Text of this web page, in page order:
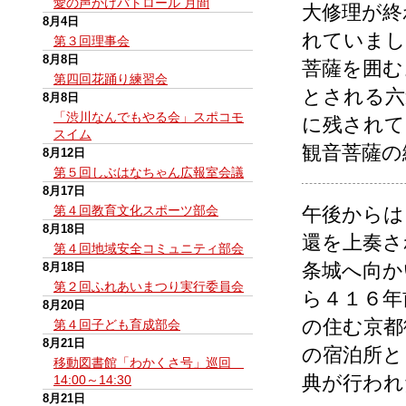
8月4日
第３回理事会
8月8日
第四回花踊り練習会
8月8日
「渋川なんでもやる会」スポコモ
スイム
8月12日
第５回しぶはなちゃん広報室会議
8月17日
第４回教育文化スポーツ部会
8月18日
第４回地域安全コミュニティ部会
8月18日
第２回ふれあいまつり実行委員会
8月20日
第４回子ども育成部会
8月21日
移動図書館「わかくさ号」巡回
14:00～14:30
8月21日
大修理が
れていま
菩薩を囲
とされる
に残され
観音菩薩
午後から
還を上奏
条城へ向
ら４１６
の住む京
の宿泊所
典が行わ